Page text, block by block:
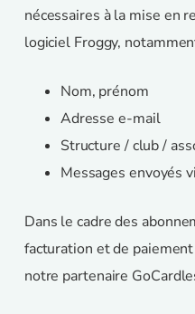
nécessaires à la mise en
logiciel Froggy,
Nom, prénom
Adresse e-mail
Structure / club /
Messages envoyés
Dans le cadre des
facturation et de
notre partenaire